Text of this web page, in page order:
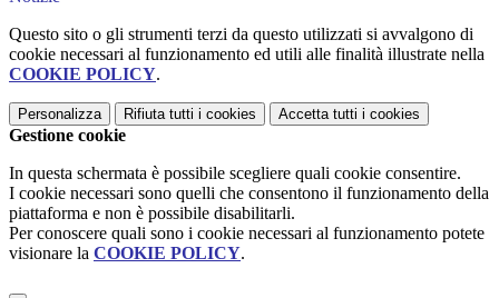
Questo sito o gli strumenti terzi da questo utilizzati si avvalgono di
cookie necessari al funzionamento ed utili alle finalità illustrate nella
COOKIE POLICY.
Personalizza Rifiuta tutti i cookies Accetta tutti i cookies
Gestione cookie
In questa schermata è possibile scegliere quali cookie consentire.
I cookie necessari sono quelli che consentono il funzionamento della
piattaforma e non è possibile disabilitarli.
Per conoscere quali sono i cookie necessari al funzionamento potete
visionare la COOKIE POLICY.